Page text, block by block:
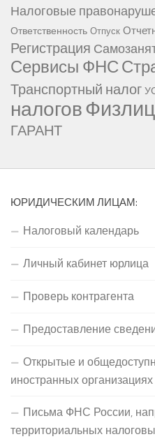
Налоговые
Ответственность Отпуск
Регистрация
Сервисы ФНС
Транспортный налог
налогов
ГАРАНТ
ЮРИДИЧЕСКИМ ЛИЦАМ:
Налоговый календарь
Личный кабинет юрлица
Проверь контрагента
Предоставление
Открытые и
иностранных организациях
Письма ФНС России,
территориальных